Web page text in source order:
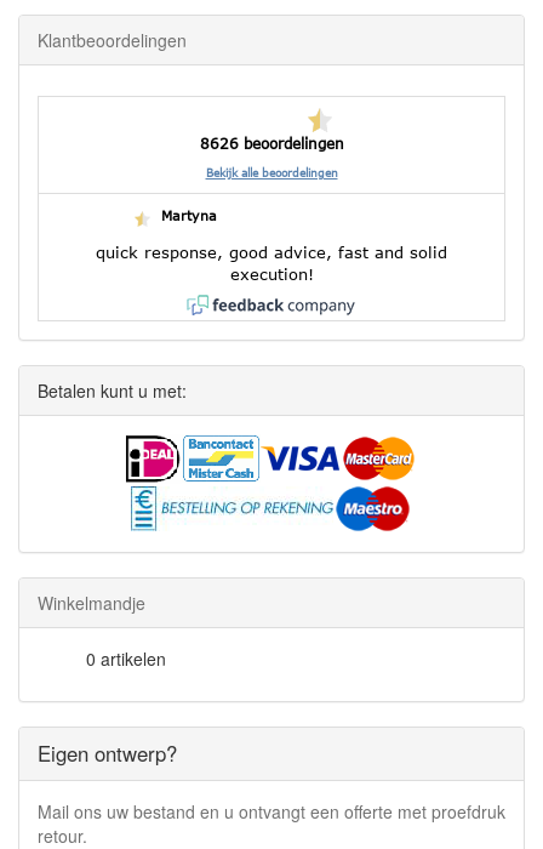
Klantbeoordelingen
8626 beoordelingen
Bekijk alle beoordelingen
Martyna
quick response, good advice, fast and solid
execution!
Betalen kunt u met:
Winkelmandje
0 artikelen
Eigen ontwerp?
Mail ons uw bestand en u ontvangt een offerte met proefdruk
retour.